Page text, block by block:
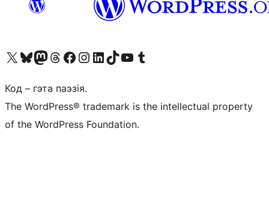
Наведайце наш акаўнт у X (былы Twitter)
Visit our Bluesky account
Visit our Mastodon account
Visit our Threads account
Наведаеце нашу старонку на Facebook
Наведайце наш Instagram
Наведайце нашу старонку ў LinkedIn
Visit our TikTok account
Наведайце наш YouTube каналVisit our Tumblr account
Код – гэта паэзія.
The WordPress® trademark is the intellectual property
of the WordPress Foundation.